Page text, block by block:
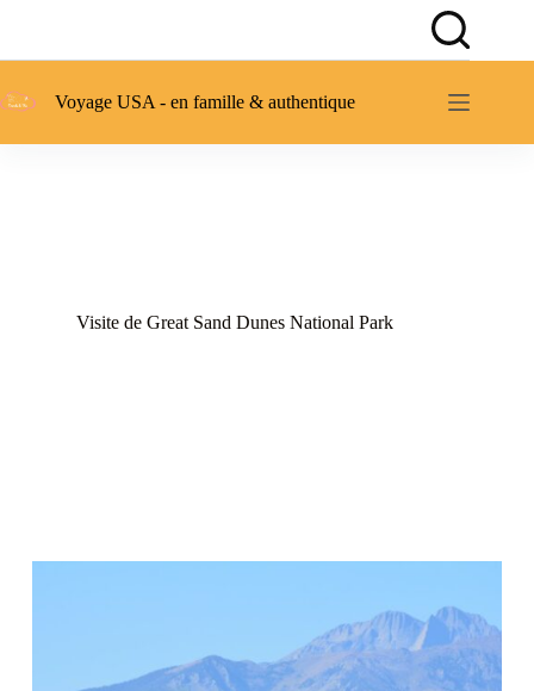
Voyage USA - en famille & authentique
Visite de Great Sand Dunes National Park